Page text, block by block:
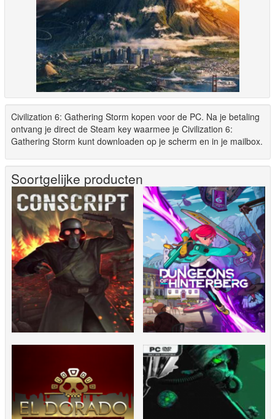
Civilization 6: Gathering Storm kopen voor de PC. Na je betaling
ontvang je direct de Steam key waarmee je Civilization 6:
Gathering Storm kunt downloaden op je scherm en in je mailbox.
Soortgelijke producten